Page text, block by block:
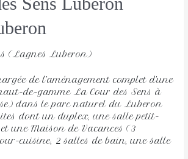
(Lagnes Luberon)
de l’aménagement complet d’une
de-gamme La Cour des Sens à
dans le parc naturel du Luberon
dont un duplex, une salle petit-
une Maison de Vacances (3
cuisine, 2 salles de bain, une salle